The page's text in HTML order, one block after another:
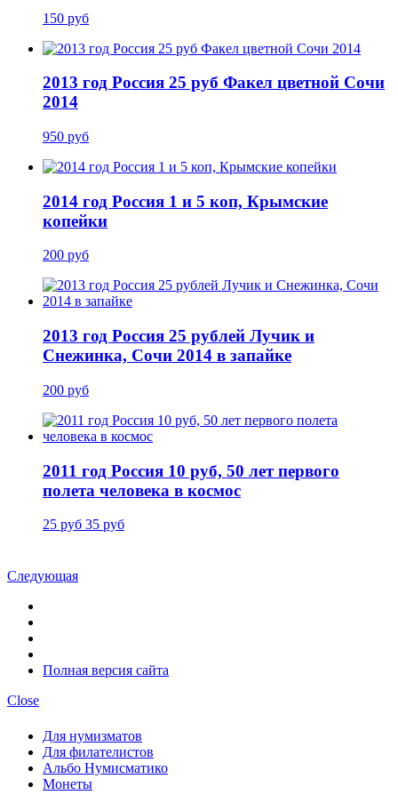
150 руб
2013 год Россия 25 руб Факел цветной Сочи
2014
950 руб
2014 год Россия 1 и 5 коп, Крымские
копейки
200 руб
2013 год Россия 25 рублей Лучик и
Снежинка, Сочи 2014 в запайке
200 руб
2011 год Россия 10 руб, 50 лет первого
полета человека в космос
25 руб 35 руб
Следующая
Полная версия сайта
Close
Для нумизматов
Для филателистов
Альбо Нумисматико
Монеты